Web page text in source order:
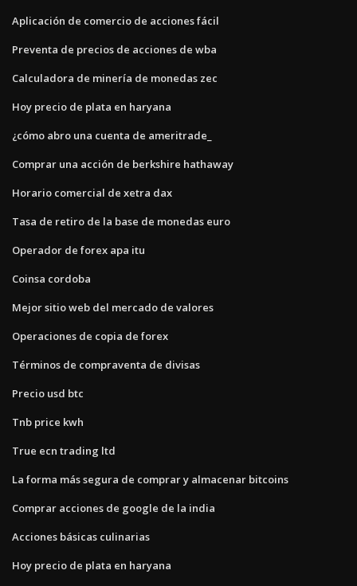
Aplicación de comercio de acciones fácil
Preventa de precios de acciones de wba
Calculadora de minería de monedas zec
Hoy precio de plata en haryana
¿cómo abro una cuenta de ameritrade_
Comprar una acción de berkshire hathaway
Horario comercial de xetra dax
Tasa de retiro de la base de monedas euro
Operador de forex apa itu
Coinsa cordoba
Mejor sitio web del mercado de valores
Operaciones de copia de forex
Términos de compraventa de divisas
Precio usd btc
Tnb price kwh
True ecn trading ltd
La forma más segura de comprar y almacenar bitcoins
Comprar acciones de google de la india
Acciones básicas culinarias
Hoy precio de plata en haryana